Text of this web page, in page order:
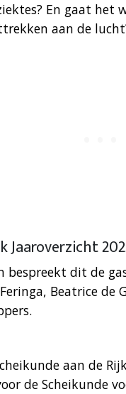
En gaat het
aan de
Jaaroverzicht
bespreekt dit de
Beatrice de
aan de
de Scheikunde